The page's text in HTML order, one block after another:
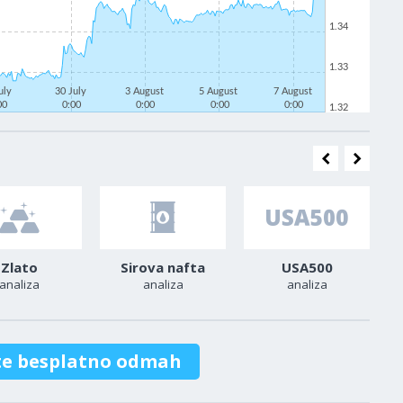
30 July
0:00
3 August
0:00
5 August
0:00
7 August
0:00
1.32
1.33
1.34
Zlato
analiza
Sirova nafta
analiza
USA500
analiza
besplatno odmah